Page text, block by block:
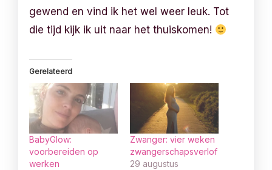
gewend en vind ik het wel weer leuk. Tot
die tijd kijk ik uit naar het thuiskomen!
Gerelateerd
BabyGlow:
voorbereiden op
werken
Zwanger: vier weken
zwangerschapsverlof
29 augustus